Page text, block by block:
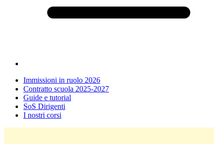
Immissioni in ruolo 2026
Contratto scuola 2025-2027
Guide e tutorial
SoS Dirigenti
I nostri corsi